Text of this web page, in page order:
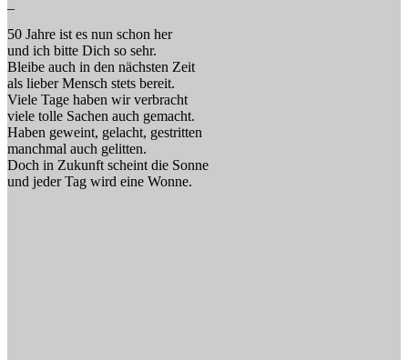
50 Jahre ist es nun schon her
und ich bitte Dich so sehr.
Bleibe auch in den nächsten Zeit
als lieber Mensch stets bereit.
Viele Tage haben wir verbracht
viele tolle Sachen auch gemacht.
Haben geweint, gelacht, gestritten
manchmal auch gelitten.
Doch in Zukunft scheint die Sonne
und jeder Tag wird eine Wonne.